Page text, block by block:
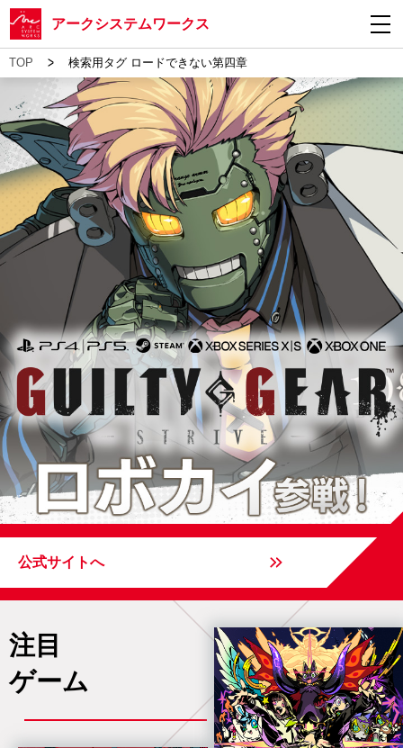
アークシステムワークス
TOP > 検索用タグ ロードできない第四章
公式サイトへ
注目
ゲーム